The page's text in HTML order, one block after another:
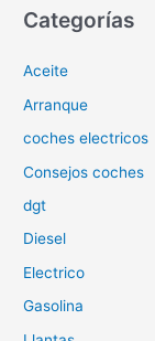
c
r
p
o
Categorías
Aceite
Arranque
coches electricos
Consejos coches
dgt
Diesel
Electrico
Gasolina